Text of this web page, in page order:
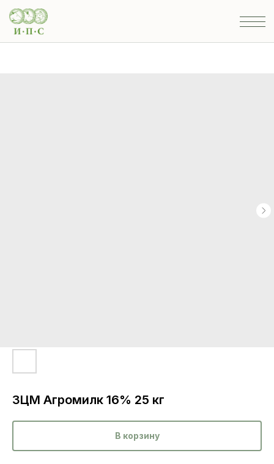
ЗЦМ Агромилк 16% 25 кг
В корзину